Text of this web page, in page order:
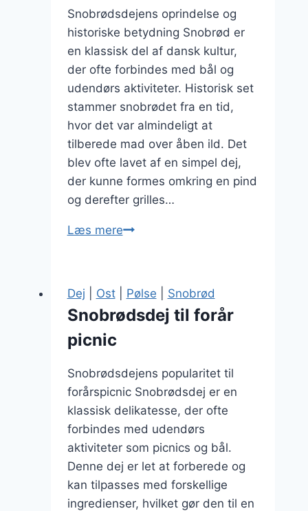
Snobrødsdejens oprindelse og
historiske betydning Snobrød er
en klassisk del af dansk kultur,
der ofte forbindes med bål og
udendørs aktiviteter. Historisk set
stammer snobrødet fra en tid,
hvor det var almindeligt at
tilberede mad over åben ild. Det
blev ofte lavet af en simpel dej,
der kunne formes omkring en pind
og derefter grilles…
Læs mereSnobrødsdej
honning
Dej Ost| Pølse Snobrød
Snobrødsdej til forår
picnic
Snobrødsdejens popularitet til
forårspicnic Snobrødsdej er en
klassisk delikatesse, der ofte
forbindes med udendørs
aktiviteter som picnics og bål.
Denne dej er let at forberede og
kan tilpasses med forskellige
ingredienser, hvilket gør den til en